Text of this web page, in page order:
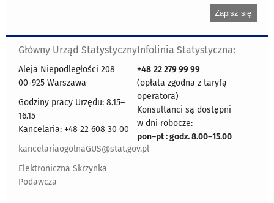
Główny Urząd Statystyczny
Aleja Niepodległości 208
00-925 Warszawa
Godziny pracy Urzędu: 8.15–
16.15
Kancelaria: +48 22 608 30 00
kancelariaogolnaGUS@stat.gov.pl
Elektroniczna Skrzynka
Podawcza
Infolinia Statystyczna:
+48 22 279 99 99
(opłata zgodna z taryfą
operatora)
Konsultanci są dostępni
w dni robocze:
pon–pt : godz. 8.00–15.00